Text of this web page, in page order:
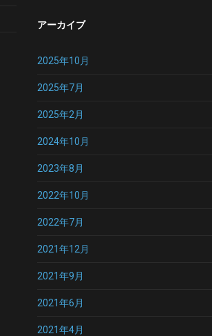
アーカイブ
2025年10月
2025年7月
2025年2月
2024年10月
2023年8月
2022年10月
2022年7月
2021年12月
2021年9月
2021年6月
2021年4月